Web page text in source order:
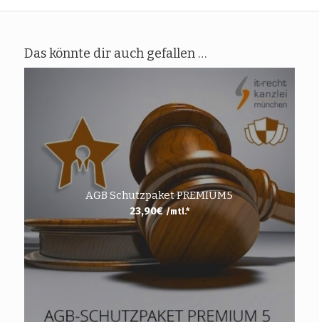
Das könnte dir auch gefallen …
AGB Schutzpaket PREMIUM5
23,90€ /mtl.*